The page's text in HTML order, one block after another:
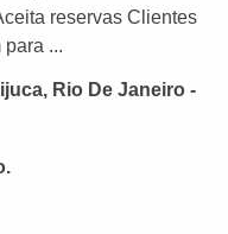
reservas Clientes
...
Rio De Janeiro -